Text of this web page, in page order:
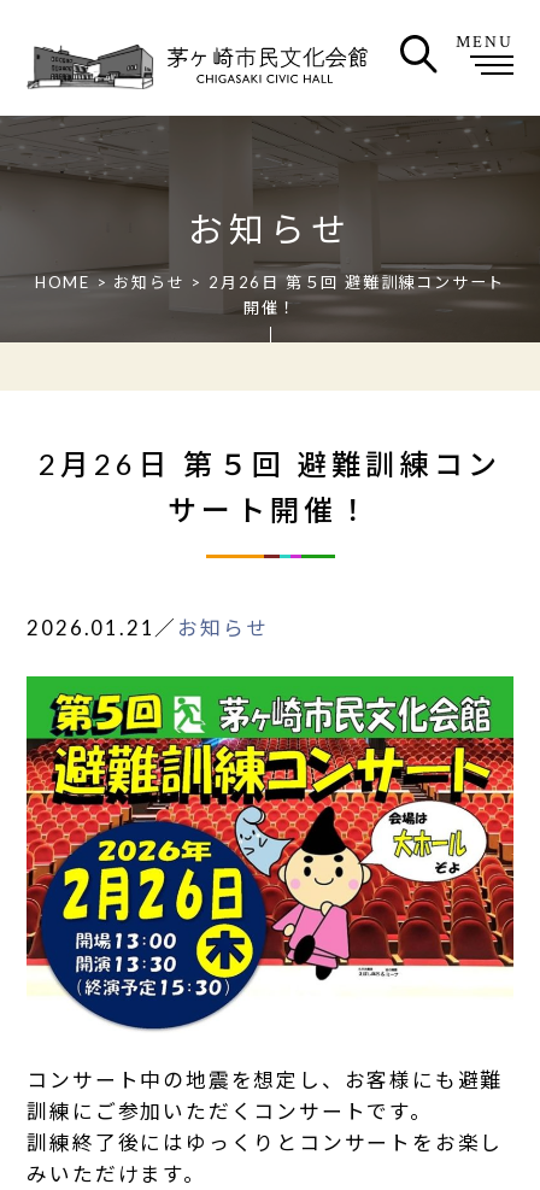
MENU
お知らせ
HOME > お知らせ > 2月26日 第５回 避難訓練コンサート
開催！
2月26日 第５回 避難訓練コン
サート開催！
2026.01.21 ／ お知らせ
コンサート中の地震を想定し、お客様にも避難
訓練にご参加いただくコンサートです。
訓練終了後にはゆっくりとコンサートをお楽し
みいただけます。